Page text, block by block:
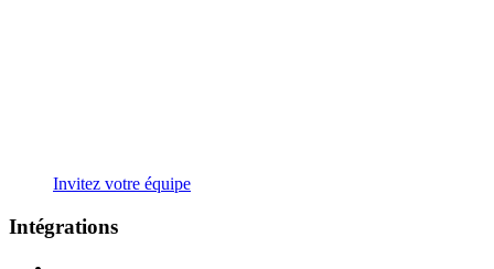
Invitez votre équipe
Intégrations